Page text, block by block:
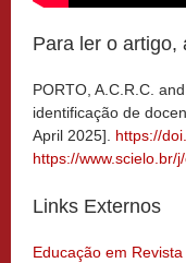
Para ler o artigo,
PORTO, A.C.R.C.
identificação de
April 2025]. https://
https://www.scielo.br/
Links Externos
Educação em Revista